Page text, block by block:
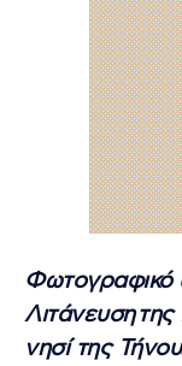
Φωτογραφικό
Λιτάνευση
νησί της